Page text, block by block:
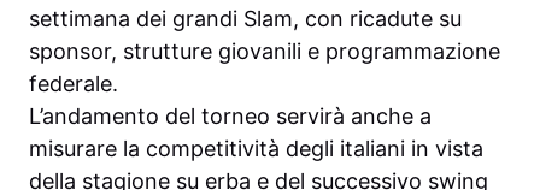
settimana dei grandi Slam, con ricadute su
sponsor, strutture giovanili e programmazione
federale.
L’andamento del torneo servirà anche a
misurare la competitività degli italiani in vista
della stagione su erba e del successivo swing